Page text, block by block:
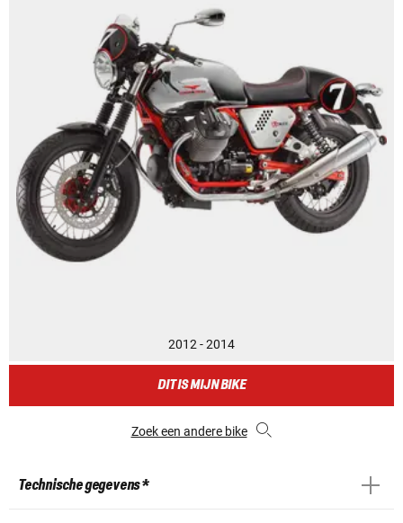
2012 - 2014
DIT IS MIJN BIKE
Zoek een andere bike
Technische gegevens *